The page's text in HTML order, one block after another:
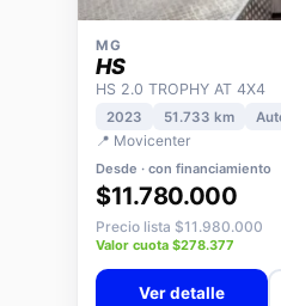
MG
HS
HS 2.0 TROPHY AT 4X4
2023 51.733 km
📍 Movicenter
Desde · con financiamiento
$11.780.000
Precio lista $11.980.000
Valor cuota $278.377